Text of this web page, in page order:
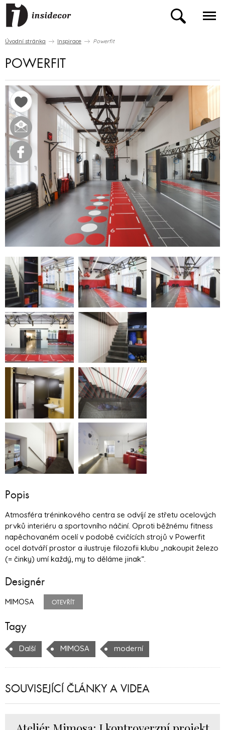
Úvodní stránka Inspirace Powerfit
POWERFIT
Popis
Atmosféra tréninkového centra se odvíjí ze střetu ocelových
prvků interiéru a sportovního náčiní. Oproti běžnému fitness
napěchovaném ocelí v podobě cvičících strojů v Powerfit
ocel dotváří prostor a ilustruje filozofii klubu „nakoupit železo
(= činky) umí každý, my to děláme jinak“.
Designér
MIMOSA OTEVŘÍT
Tagy
Další MIMOSA moderní
SOUVISEJÍCÍ ČLÁNKY A VIDEA